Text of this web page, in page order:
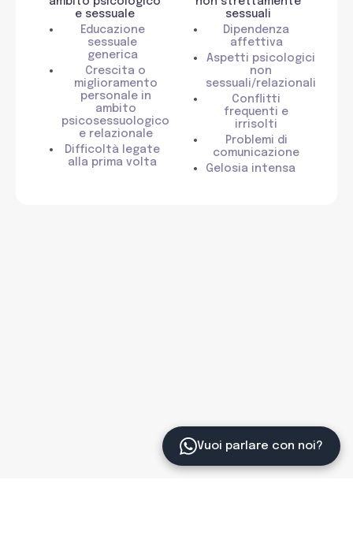
Vuoi parlare con noi?
e sessuale
Educazione
sessuale
generica
Crescita o
miglioramento
personale in
ambito
psicosessuologico
e relazionale
Difficoltà legate
alla prima volta
sessuali
Dipendenza
affettiva
Aspetti psicologici
non
sessuali/relazionali
Conflitti
frequenti e
irrisolti
Problemi di
comunicazione
Gelosia intensa